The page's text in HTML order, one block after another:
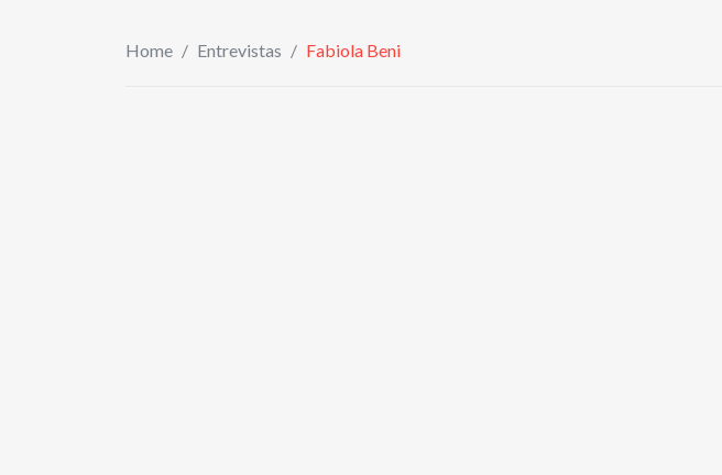
Home / Entrevistas / Fabiola Beni